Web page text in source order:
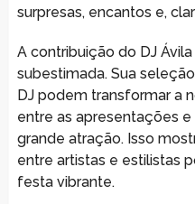
surpresas, encantos e,
A contribuição do DJ
subestimada. Sua
DJ podem transformar a
entre as apresentações
grande atração. Isso
entre artistas e estilistas
festa vibrante.